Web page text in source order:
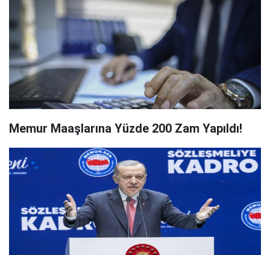
Memur Maaşlarına Yüzde 200 Zam Yapıldı!